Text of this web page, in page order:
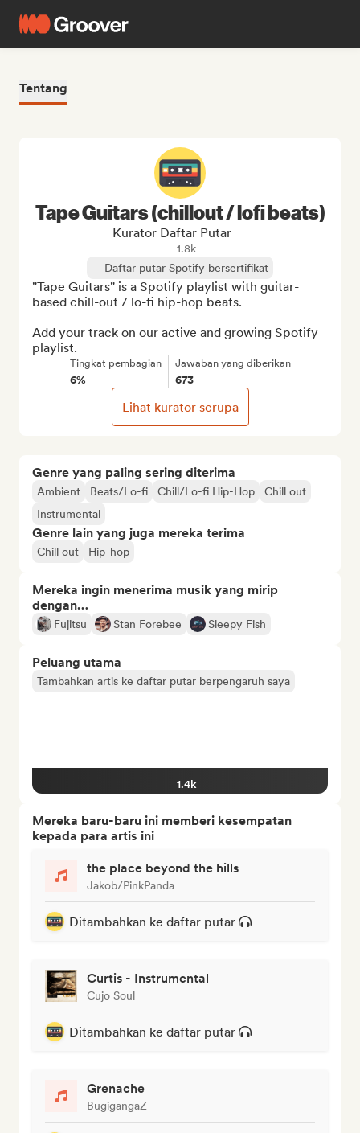
Tentang
Genre yang paling sering diterima
Ambient Beats/Lo-fi Chill/Lo-fi Hip-Hop
Chill out
Instrumental
Genre lain yang juga mereka terima
Chill out Hip-hop
Mereka ingin menerima musik yang mirip
dengan…
Fujitsu Stan Forebee Sleepy Fish
Peluang utama
Tambahkan artis ke daftar putar berpengaruh saya
1.4k
Mereka baru-baru ini memberi kesempatan
kepada para artis ini
the place beyond the hills
Jakob/PinkPanda
Ditambahkan ke daftar putar
Curtis - Instrumental
Cujo Soul
Ditambahkan ke daftar putar
Grenache
BugigangaZ
Tape Guitars (chillout / lofi beats)
Kurator Daftar Putar
1.8k
Daftar putar Spotify bersertifikat
"Tape Guitars" is a Spotify playlist with guitar-
based chill-out / lo-fi hip-hop beats.
Add your track on our active and growing Spotify
playlist.
Tingkat pembagian
6%
Jawaban yang diberikan
673
Lihat kurator serupa